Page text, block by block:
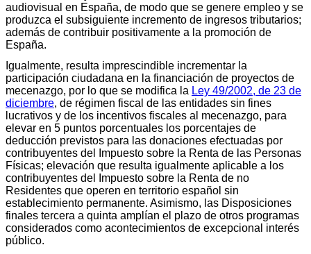
audiovisual en España, de modo que se genere empleo y se
produzca el subsiguiente incremento de ingresos tributarios;
además de contribuir positivamente a la promoción de
España.
Igualmente, resulta imprescindible incrementar la
participación ciudadana en la financiación de proyectos de
mecenazgo, por lo que se modifica la Ley 49/2002, de 23 de
diciembre, de régimen fiscal de las entidades sin fines
lucrativos y de los incentivos fiscales al mecenazgo, para
elevar en 5 puntos porcentuales los porcentajes de
deducción previstos para las donaciones efectuadas por
contribuyentes del Impuesto sobre la Renta de las Personas
Físicas; elevación que resulta igualmente aplicable a los
contribuyentes del Impuesto sobre la Renta de no
Residentes que operen en territorio español sin
establecimiento permanente. Asimismo, las Disposiciones
finales tercera a quinta amplían el plazo de otros programas
considerados como acontecimientos de excepcional interés
público.